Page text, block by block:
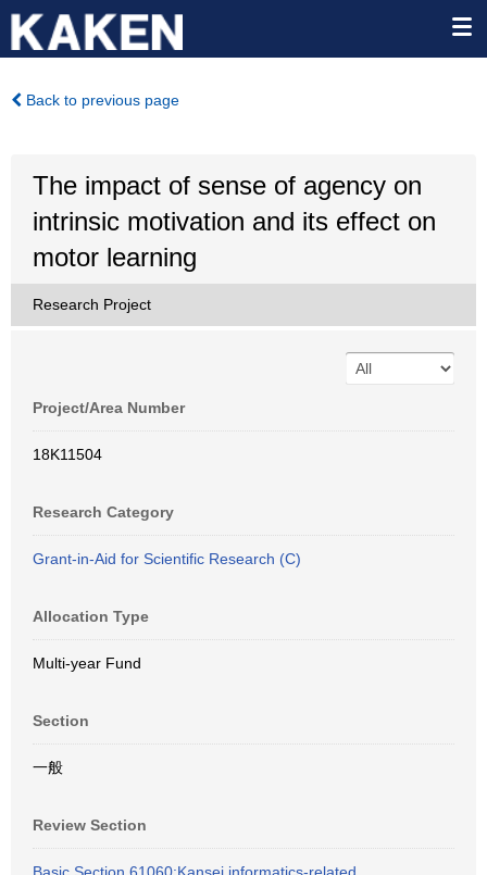
Back to previous page
The impact of sense of agency on
intrinsic motivation and its effect on
motor learning
Research Project
Project/Area Number
18K11504
Research Category
Grant-in-Aid for Scientific Research (C)
Allocation Type
Multi-year Fund
Section
一般
Review Section